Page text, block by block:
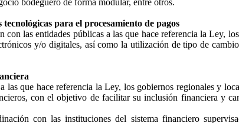
para el procesamiento de pagos
las entidades públicas a las que hace referencia la Ley,
y/o digitales, así como la utilización de tipo de
las que hace referencia la Ley, los gobiernos regionales y
con el objetivo de facilitar su inclusión financiera y
con las instituciones del sistema financiero